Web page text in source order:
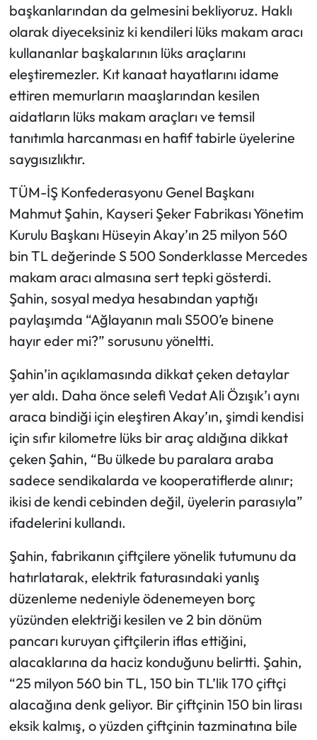
başkanlarından da gelmesini bekliyoruz. Haklı
olarak diyeceksiniz ki kendileri lüks makam aracı
kullananlar başkalarının lüks araçlarını
eleştiremezler. Kıt kanaat hayatlarını idame
ettiren memurların maaşlarından kesilen
aidatların lüks makam araçları ve temsil
tanıtımla harcanması en hafif tabirle üyelerine
saygısızlıktır.
TÜM-İŞ Konfederasyonu Genel Başkanı
Mahmut Şahin, Kayseri Şeker Fabrikası Yönetim
Kurulu Başkanı Hüseyin Akay’ın 25 milyon 560
bin TL değerinde S 500 Sonderklasse Mercedes
makam aracı almasına sert tepki gösterdi.
Şahin, sosyal medya hesabından yaptığı
paylaşımda “Ağlayanın malı S500’e binene
hayır eder mi?” sorusunu yöneltti.
Şahin’in açıklamasında dikkat çeken detaylar
yer aldı. Daha önce selefi Vedat Ali Özışık’ı aynı
araca bindiği için eleştiren Akay’ın, şimdi kendisi
için sıfır kilometre lüks bir araç aldığına dikkat
çeken Şahin, “Bu ülkede bu paralara araba
sadece sendikalarda ve kooperatiflerde alınır;
ikisi de kendi cebinden değil, üyelerin parasıyla”
ifadelerini kullandı.
Şahin, fabrikanın çiftçilere yönelik tutumunu da
hatırlatarak, elektrik faturasındaki yanlış
düzenleme nedeniyle ödenemeyen borç
yüzünden elektriği kesilen ve 2 bin dönüm
pancarı kuruyan çiftçilerin iflas ettiğini,
alacaklarına da haciz konduğunu belirtti. Şahin,
“25 milyon 560 bin TL, 150 bin TL’lik 170 çiftçi
alacağına denk geliyor. Bir çiftçinin 150 bin lirası
eksik kalmış, o yüzden çiftçinin tazminatına bile